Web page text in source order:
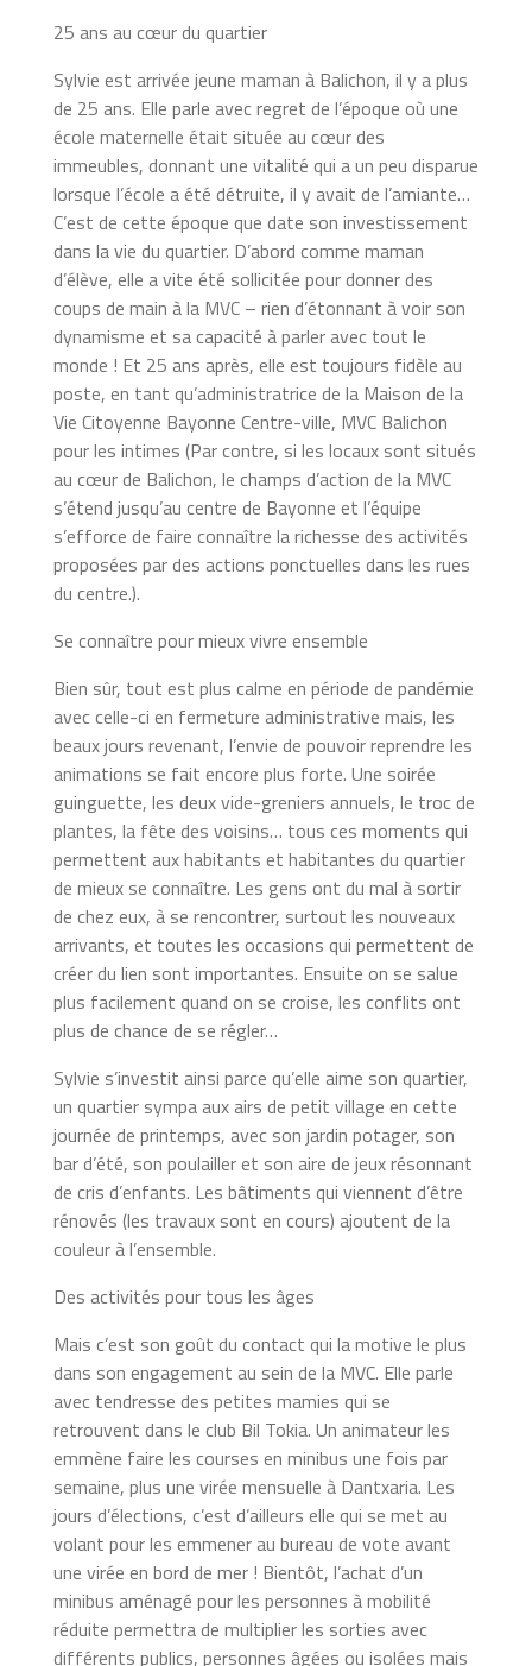
25 ans au cœur du quartier
Sylvie est arrivée jeune maman à Balichon, il y a plus
de 25 ans. Elle parle avec regret de l’époque où une
école maternelle était située au cœur des
immeubles, donnant une vitalité qui a un peu disparue
lorsque l’école a été détruite, il y avait de l’amiante…
C’est de cette époque que date son investissement
dans la vie du quartier. D’abord comme maman
d’élève, elle a vite été sollicitée pour donner des
coups de main à la MVC – rien d’étonnant à voir son
dynamisme et sa capacité à parler avec tout le
monde ! Et 25 ans après, elle est toujours fidèle au
poste, en tant qu’administratrice de la Maison de la
Vie Citoyenne Bayonne Centre-ville, MVC Balichon
pour les intimes (Par contre, si les locaux sont situés
au cœur de Balichon, le champs d’action de la MVC
s’étend jusqu’au centre de Bayonne et l’équipe
s’efforce de faire connaître la richesse des activités
proposées par des actions ponctuelles dans les rues
du centre.).
Se connaître pour mieux vivre ensemble
Bien sûr, tout est plus calme en période de pandémie
avec celle-ci en fermeture administrative mais, les
beaux jours revenant, l’envie de pouvoir reprendre les
animations se fait encore plus forte. Une soirée
guinguette, les deux vide-greniers annuels, le troc de
plantes, la fête des voisins… tous ces moments qui
permettent aux habitants et habitantes du quartier
de mieux se connaître. Les gens ont du mal à sortir
de chez eux, à se rencontrer, surtout les nouveaux
arrivants, et toutes les occasions qui permettent de
créer du lien sont importantes. Ensuite on se salue
plus facilement quand on se croise, les conflits ont
plus de chance de se régler…
Sylvie s’investit ainsi parce qu’elle aime son quartier,
un quartier sympa aux airs de petit village en cette
journée de printemps, avec son jardin potager, son
bar d’été, son poulailler et son aire de jeux résonnant
de cris d’enfants. Les bâtiments qui viennent d’être
rénovés (les travaux sont en cours) ajoutent de la
couleur à l’ensemble.
Des activités pour tous les âges
Mais c’est son goût du contact qui la motive le plus
dans son engagement au sein de la MVC. Elle parle
avec tendresse des petites mamies qui se
retrouvent dans le club Bil Tokia. Un animateur les
emmène faire les courses en minibus une fois par
semaine, plus une virée mensuelle à Dantxaria. Les
jours d’élections, c’est d’ailleurs elle qui se met au
volant pour les emmener au bureau de vote avant
une virée en bord de mer ! Bientôt, l’achat d’un
minibus aménagé pour les personnes à mobilité
réduite permettra de multiplier les sorties avec
différents publics, personnes âgées ou isolées mais